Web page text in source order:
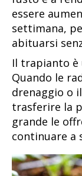
essere
settimana,
abituarsi
Il trapianto
Quando le
drenaggio o
trasferire la
grande le
continuare a